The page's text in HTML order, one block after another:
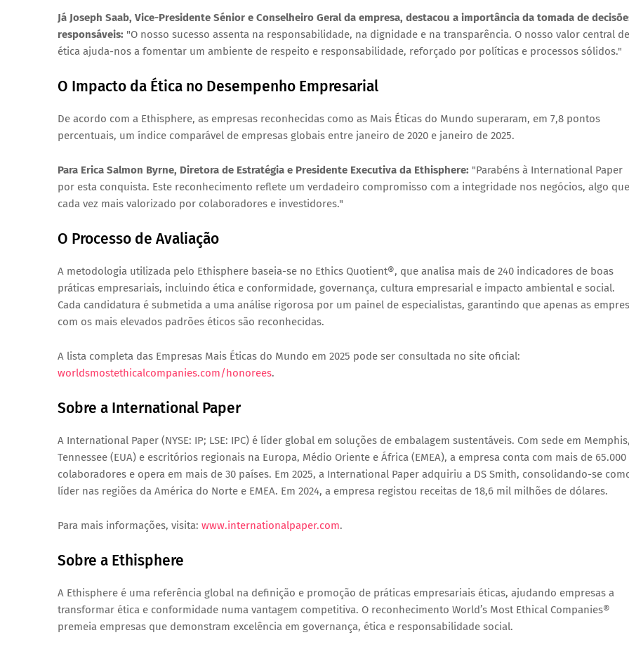
Já Joseph Saab, Vice-Presidente Sénior e Conselheiro Geral da empresa, destacou a importância da tomada de
responsáveis: "O nosso sucesso assenta na responsabilidade, na dignidade e na transparência. O nosso valor central de
ética ajuda-nos a fomentar um ambiente de respeito e responsabilidade, reforçado por políticas e processos sólidos."
O Impacto da Ética no Desempenho Empresarial
De acordo com a Ethisphere, as empresas reconhecidas como as Mais Éticas do Mundo superaram, em 7,8 pontos
percentuais, um índice comparável de empresas globais entre janeiro de 2020 e janeiro de 2025.
Para Erica Salmon Byrne, Diretora de Estratégia e Presidente Executiva da Ethisphere: "Parabéns à International Paper
por esta conquista. Este reconhecimento reflete um verdadeiro compromisso com a integridade nos negócios, algo
cada vez mais valorizado por colaboradores e investidores."
O Processo de Avaliação
A metodologia utilizada pelo Ethisphere baseia-se no Ethics Quotient®, que analisa mais de 240 indicadores de boas
práticas empresariais, incluindo ética e conformidade, governança, cultura empresarial e impacto ambiental e social.
Cada candidatura é submetida a uma análise rigorosa por um painel de especialistas, garantindo que apenas as
com os mais elevados padrões éticos são reconhecidas.
A lista completa das Empresas Mais Éticas do Mundo em 2025 pode ser consultada no site oficial:
worldsmostethicalcompanies.com/honorees.
Sobre a International Paper
A International Paper (NYSE: IP; LSE: IPC) é líder global em soluções de embalagem sustentáveis. Com sede em
Tennessee (EUA) e escritórios regionais na Europa, Médio Oriente e África (EMEA), a empresa conta com mais de 65.000
colaboradores e opera em mais de 30 países. Em 2025, a International Paper adquiriu a DS Smith, consolidando-se
líder nas regiões da América do Norte e EMEA. Em 2024, a empresa registou receitas de 18,6 mil milhões de dólares.
Para mais informações, visita: www.internationalpaper.com.
Sobre a Ethisphere
A Ethisphere é uma referência global na definição e promoção de práticas empresariais éticas, ajudando empresas a
transformar ética e conformidade numa vantagem competitiva. O reconhecimento World’s Most Ethical Companies®
premeia empresas que demonstram excelência em governança, ética e responsabilidade social.